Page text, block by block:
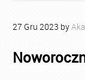
27 Gru 2023 by